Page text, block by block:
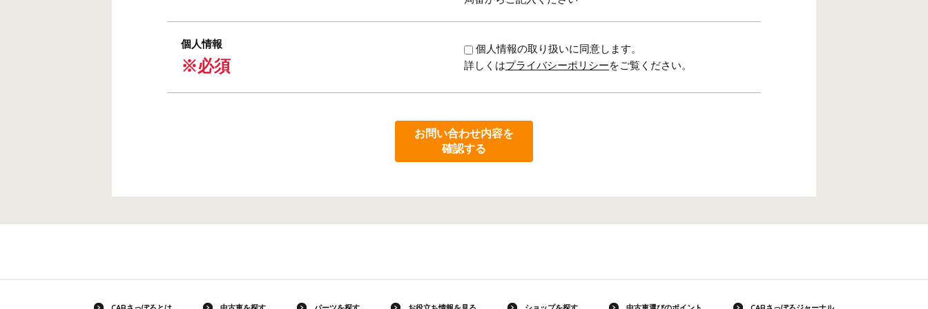
個人情報
※必須
個人情報の取り扱いに同意します。
詳しくはプライバシーポリシーをご覧ください。
お問い合わせ内容を
確認する